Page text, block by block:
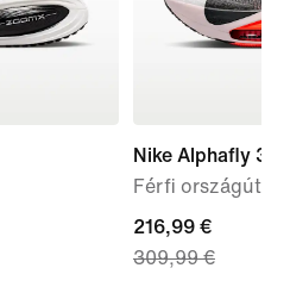
Nike Alphafly 3
Férfi országúti
current
price
216,99 €
309,99 €